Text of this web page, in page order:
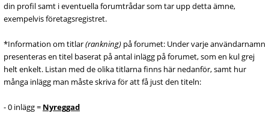
din profil samt i eventuella forumtrådar som tar upp detta ämne,
exempelvis företagsregistret.
*Information om titlar(rankning) på forumet: Under varje användarnamn
presenteras en titel baserat på antal inlägg på forumet, som en kul grej
helt enkelt. Listan med de olika titlarna finns här nedanför, samt hur
många inlägg man måste skriva för att få just den titeln:
- 0 inlägg = Nyreggad